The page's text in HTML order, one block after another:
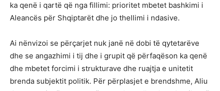
ka qenë i qartë që nga fillimi: prioritet mbetet bashkimi i
Aleancës për Shqiptarët dhe jo thellimi i ndasive.
Ai nënvizoi se përçarjet nuk janë në dobi të qytetarëve
dhe se angazhimi i tij dhe i grupit që përfaqëson ka qenë
dhe mbetet forcimi i strukturave dhe ruajtja e unitetit
brenda subjektit politik. Për përplasjet e brendshme, Aliu